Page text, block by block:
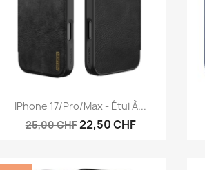
 Aperçu rapide
IPhone 17/Pro/Max - Étui À...
25,00 CHF22,50 CHF